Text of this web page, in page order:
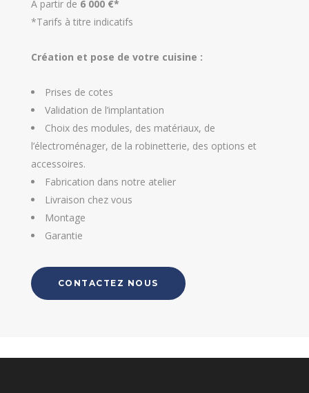
À partir de 6 000 €*
*Tarifs à titre indicatifs
Création et pose de votre cuisine :
Prises de cotes
Validation de l’implantation
Choix des modules, des matériaux, de
l’électroménager, de la robinetterie, des options et
accessoires.
Fabrication dans notre atelier
Livraison chez vous
Montage
Garantie
CONTACTEZ NOUS